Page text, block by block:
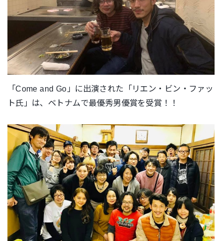
「Come and Go」に出演された「リエン・ビン・ファッ
ト氏」は、ベトナムで最優秀男優賞を受賞！！